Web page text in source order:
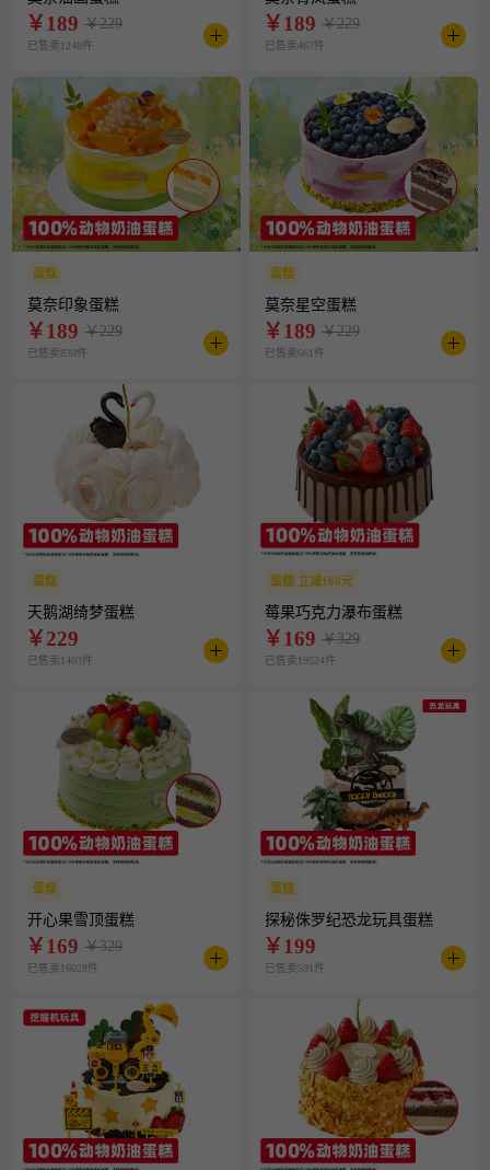
￥189 ￥229
已售卖1248件
￥189 ￥229
已售卖467件
蛋糕
莫奈印象蛋糕
￥189 ￥229
已售卖839件
蛋糕
莫奈星空蛋糕
￥189 ￥229
已售卖661件
蛋糕
天鹅湖绮梦蛋糕
￥229
已售卖1403件
蛋糕 立减160元
莓果巧克力瀑布蛋糕
￥169 ￥329
已售卖19524件
蛋糕
开心果雪顶蛋糕
￥169 ￥329
已售卖16028件
蛋糕
探秘侏罗纪恐龙玩具蛋糕
￥199
已售卖591件